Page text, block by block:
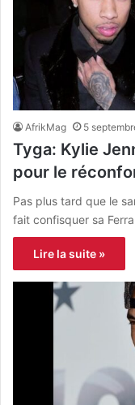
AfrikMag 5
Tyga: Kylie
pour le
Pas plus tard que le
fait confisquer sa
Lire la suite »